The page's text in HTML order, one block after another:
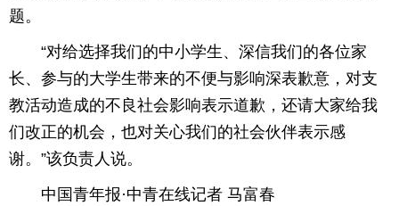
题。
“对给选择我们的中小学生、深信我们的各位家
长、参与的大学生带来的不便与影响深表歉意，对支
教活动造成的不良社会影响表示道歉，还请大家给我
们改正的机会，也对关心我们的社会伙伴表示感
谢。”该负责人说。
中国青年报·中青在线记者 马富春